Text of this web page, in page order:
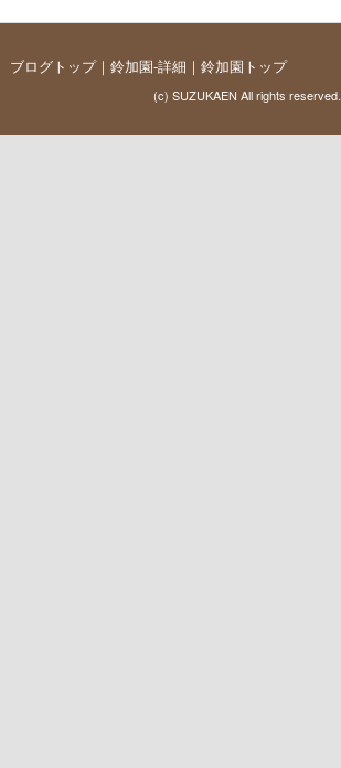
ブログトップ｜ 鈴加園-詳細 ｜ 鈴加園トップ
(c) SUZUKAEN All rights reserved.